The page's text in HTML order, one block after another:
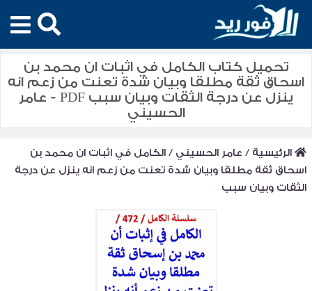
تحميل كتاب الكامل في اثبات ان محمد بن
اسحاق ثقة مطلقا وبيان شدة تعنت من زعم انه
ينزل عن درجة الثقات وبيان سبب PDF - عامر
الحسيني
الرئيسية / عامر الحسيني /الكامل في اثبات ان محمد بن
اسحاق ثقة مطلقا وبيان شدة تعنت من زعم انه ينزل عن درجة
الثقات وبيان سبب